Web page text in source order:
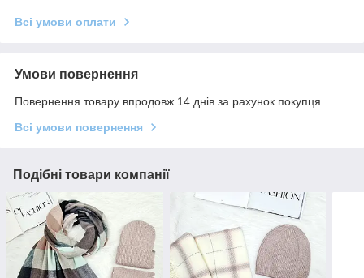
Всі умови оплати
Умови повернення
Повернення товару впродовж 14 днів за рахунок покупця
Всі умови повернення
Подібні товари компанії